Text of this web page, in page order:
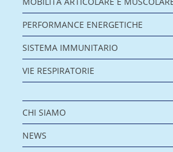
PERFORMANCE ENERGETICHE
SISTEMA IMMUNITARIO
VIE RESPIRATORIE
CHI SIAMO
NEWS